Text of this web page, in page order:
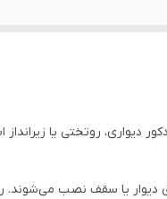
دیواری، روتختی یا
دیوار یا سقف نصب